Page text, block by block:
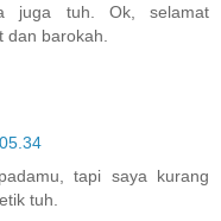
juga tuh. Ok, selamat
barokah.
tapi saya kurang
tuh.